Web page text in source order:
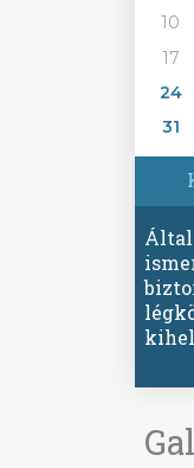
10
17
24
31